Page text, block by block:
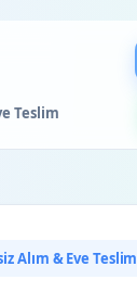
Teslim
Alım & Eve Teslim